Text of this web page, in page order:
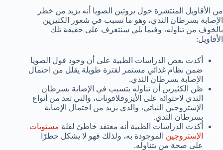
من الأقاويل المنتشرة حول بروتين الصويا أنه يزيد من خطر
الإصابة بسرطان الثدي، وهو ما تسبب في شعور الكثيرين
بالخوف من تناوله، وفيما يلي سنتعرف على حقيقة تلك
الأقاويل:
أكدت بعض الدراسات الطبية على أن وجود فول الصويا
ضمن نظام غذائي مستمر لفترة طويلة يقلل من احتمال
الإصابة بسرطان الثدي.
ظن الكثيرين أن تناوله يتسبب في الإصابة بسرطان
الثدي لاحتوائه على الأيزوفلافونات، والتي تعد من أنواع
الإستروجين النباتي، والذي يزيد من احتمال الإصابة
بسرطان الثدي.
أكدت الدراسات الطبية أنه معتقد خاطئ لقلة مستويات
الإستروجين الموجودة به، ولذلك فهو لا يشكل خطرًا
على صحة من يتناوله.